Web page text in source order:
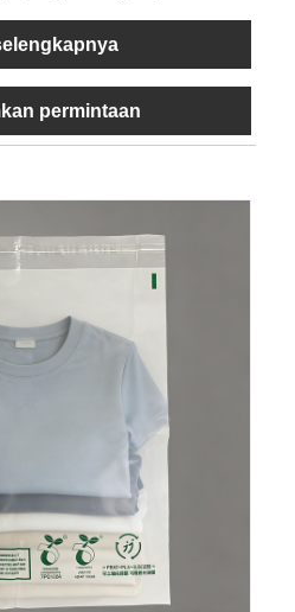
permintaan